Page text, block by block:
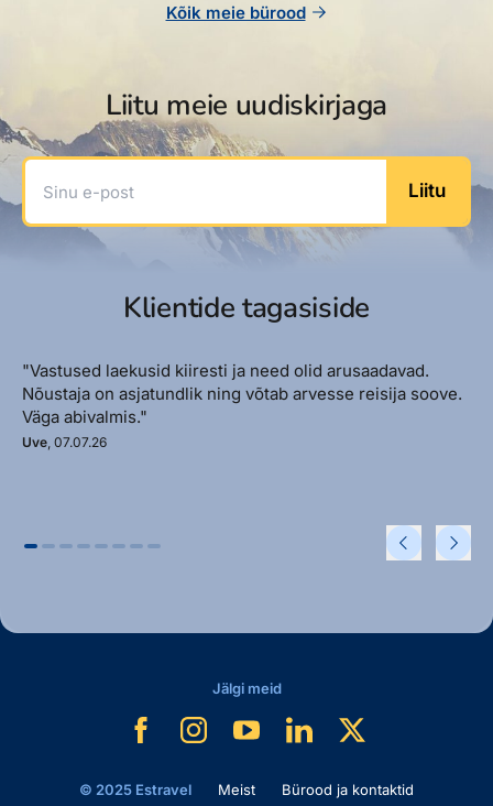
Kõik meie bürood
Liitu meie uudiskirjaga
Sinu e-post
Liitu
Klientide tagasiside
"Vastused laekusid kiiresti ja need olid arusaadavad.
Nõustaja on asjatundlik ning võtab arvesse reisija soove.
Väga abivalmis."
Uve , 07.07.26
© 2025 Estravel Meist Bürood ja kontaktid
Jälgi meid